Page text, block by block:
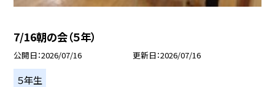
7/16朝の会（５年）
公開日 2026/07/16 更新日 2026/07/16
５年生